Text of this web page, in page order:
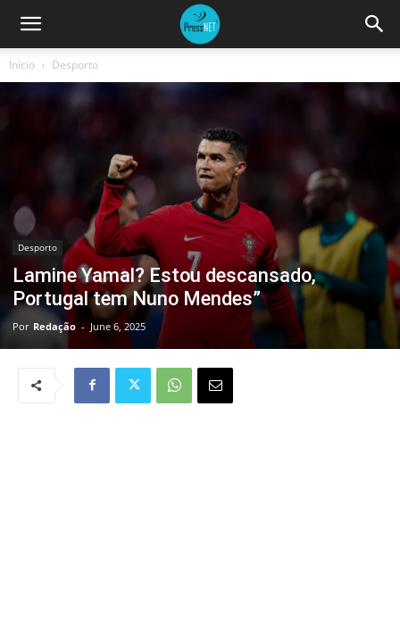
Início Desporto
Desporto
Lamine Yamal? Estou descansado,
Portugal tem Nuno Mendes”
Por Redação - June 6, 2025